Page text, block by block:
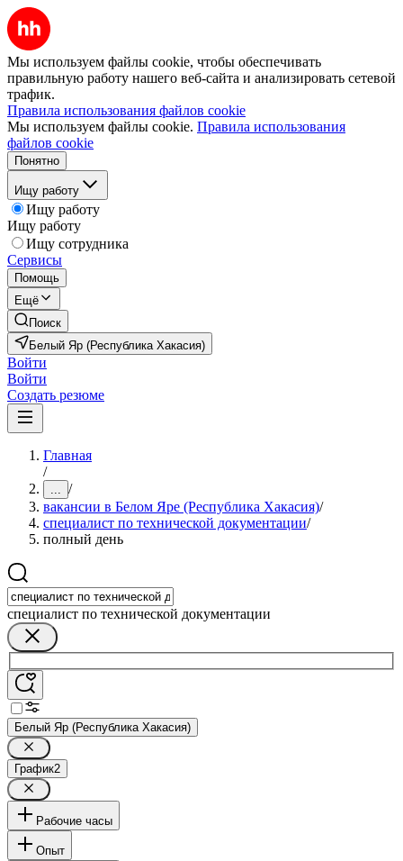
Мы используем файлы cookie, чтобы обеспечивать
правильную работу нашего веб-сайта и анализировать сетевой
трафик.
Правила использования файлов cookie
Мы используем файлы cookie. Правила использования
файлов cookie
Понятно
Ищу работу
Ищу работу
Ищу работу
Ищу сотрудника
Сервисы
Помощь
Ещё
Поиск
Белый Яр (Республика Хакасия)
Войти
Войти
Создать резюме
Главная
/
... /
вакансии в Белом Яре (Республика Хакасия)/
специалист по технической документации/
полный день
специалист по технической документации
Белый Яр (Республика Хакасия)
График2
Рабочие часы
Опыт